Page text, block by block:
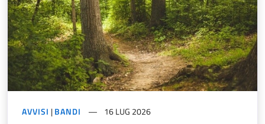
AVVISI |BANDI 16 LUG 2026